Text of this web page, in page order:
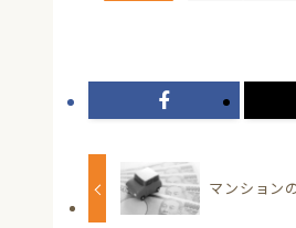
マンション